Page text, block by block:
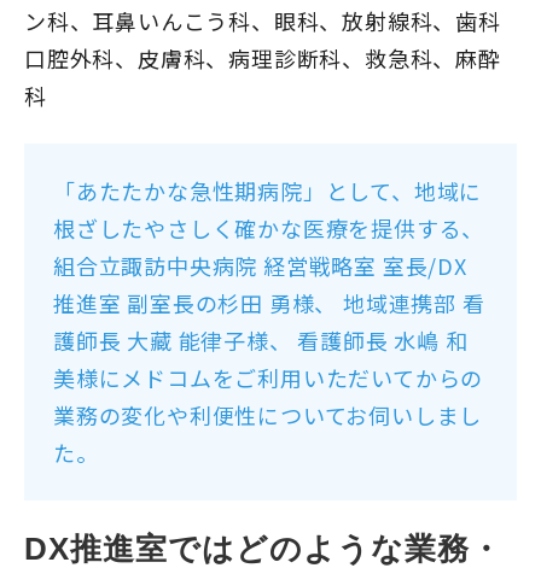
ン科、耳鼻いんこう科、眼科、放射線科、歯科
口腔外科、皮膚科、病理診断科、救急科、麻酔
科
「あたたかな急性期病院」として、地域に
根ざしたやさしく確かな医療を提供する、
組合立諏訪中央病院 経営戦略室 室長/DX
推進室 副室長の杉田 勇様、 地域連携部 看
護師長 大藏 能律子様、 看護師長 水嶋 和
美様にメドコムをご利用いただいてからの
業務の変化や利便性についてお伺いしまし
た。
DX推進室ではどのような業務・